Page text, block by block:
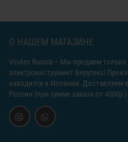
О НАШЕМ МАГАЗИНЕ
Virutex Russia – Мы продаем
электроинструмент Вирутекс!
находится в Испании. Доставляем
России (при сумме заказа от 4000р.).